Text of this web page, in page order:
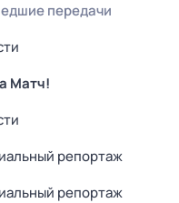
передачи
Матч!
репортаж
репортаж